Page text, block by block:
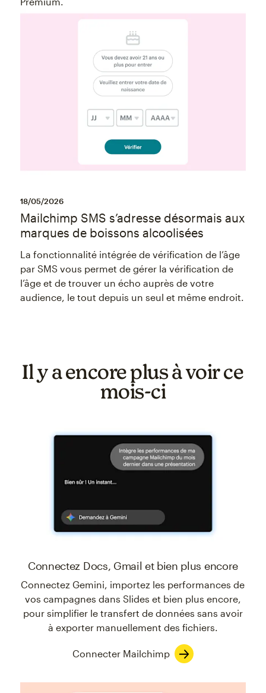
18/05/2026
Mailchimp SMS s’adresse désormais aux
marques de boissons alcoolisées
La fonctionnalité intégrée de vérification de l’âge
par SMS vous permet de gérer la vérification de
l’âge et de trouver un écho auprès de votre
audience, le tout depuis un seul et même endroit.
Il y a encore plus à voir ce
mois‑ci
Connectez Docs, Gmail et bien plus encore
Connectez Gemini, importez les performances de
vos campagnes dans Slides et bien plus encore,
pour simplifier le transfert de données sans avoir
à exporter manuellement des fichiers.
Connecter Mailchimp